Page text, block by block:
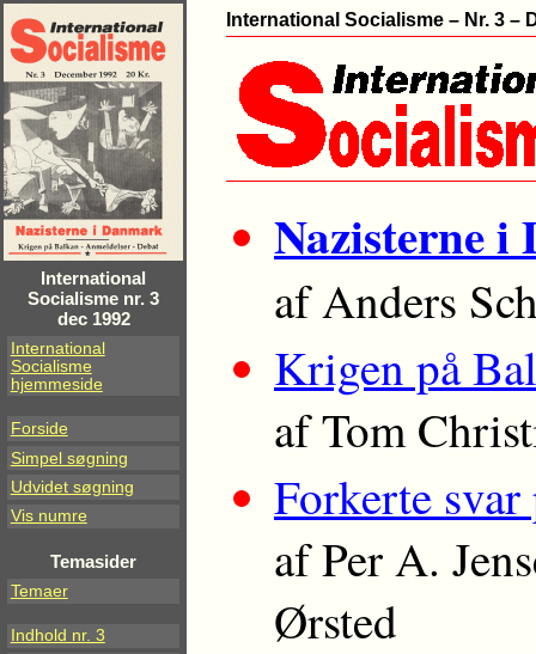
International
Socialisme nr. 3
dec 1992
International
Socialisme
hjemmeside
Forside
Simpel søgning
Udvidet søgning
Vis numre
Temasider
Temaer
Indhold nr. 3
International Socialisme – Nr. 3 –
Nazisterne i
af Anders
Krigen på
af Tom
Forkerte
af Per A.
Ørsted